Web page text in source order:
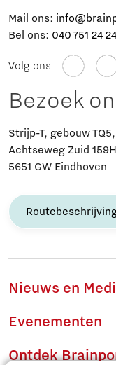
Mail ons:
Bel ons: 040 751 24 24
Volg ons
Bezoek
Strijp-T, gebouw
Achtseweg Zuid 159H
5651 GW Eindhoven
Nieuws en
Evenementen
Ontdek